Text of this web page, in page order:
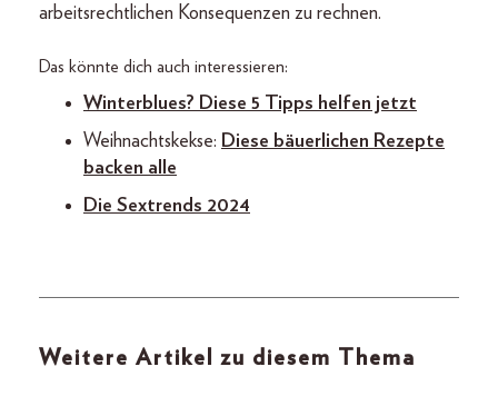
arbeitsrechtlichen Konsequenzen zu rechnen.
Das könnte dich auch interessieren:
Winterblues? Diese 5 Tipps helfen jetzt
Weihnachtskekse: Diese bäuerlichen Rezepte
backen alle
Die Sextrends 2024
Weitere Artikel zu diesem Thema